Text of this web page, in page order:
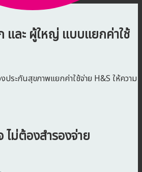
และ ผู้ใหญ่ แบบแยกค่าใช้
ระกันสุขภาพแยกค่าใช้จ่าย H&S ให้ความ
ไม่ต้องสำรองจ่าย